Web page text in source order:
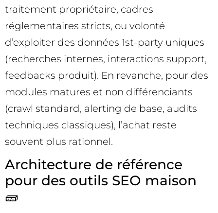
traitement propriétaire, cadres
réglementaires stricts, ou volonté
d’exploiter des données 1st-party uniques
(recherches internes, interactions support,
feedbacks produit). En revanche, pour des
modules matures et non différenciants
(crawl standard, alerting de base, audits
techniques classiques), l’achat reste
souvent plus rationnel.
Architecture de référence
pour des outils SEO maison
🧱